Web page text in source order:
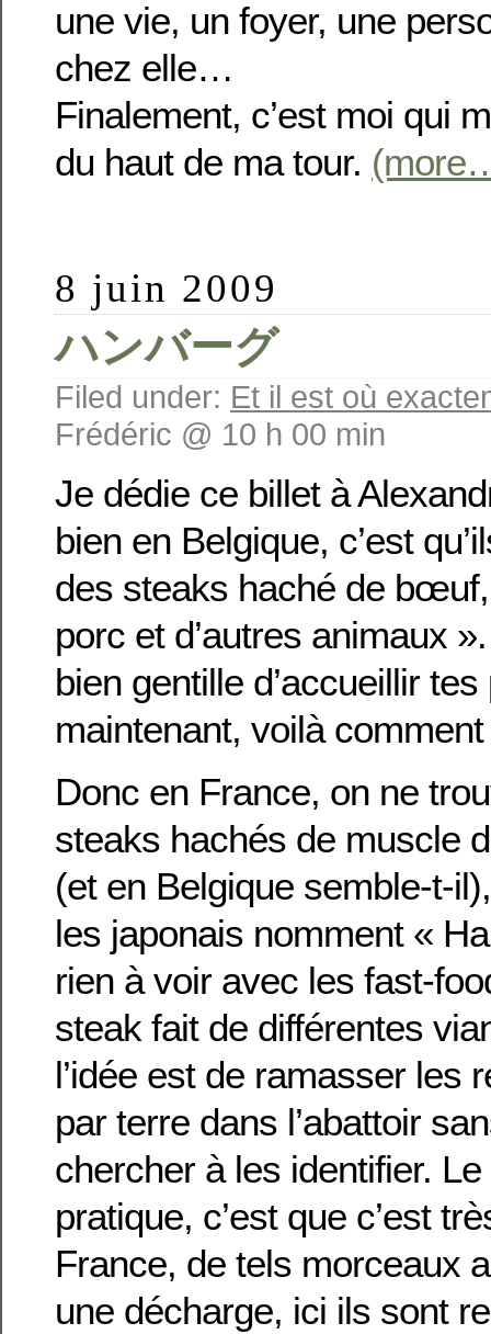
une vie, un foyer, une
chez elle…
Finalement, c’est moi qui
du haut de ma tour.
8 juin 2009
ハンバーグ
Filed under: Et il est où
Frédéric @ 10 h 00 min
Je dédie ce billet à
bien en Belgique, c’est
des steaks haché de
porc et d’autres animaux
bien gentille d’accueillir
maintenant, voilà
Donc en France, on ne
steaks hachés de muscle
(et en Belgique semble-t-
les japonais nomment «
rien à voir avec les fast-
steak fait de différentes
l’idée est de ramasser les
par terre dans l’abattoir
chercher à les identifier.
pratique, c’est que c’est
France, de tels morceaux
une décharge, ici ils sont